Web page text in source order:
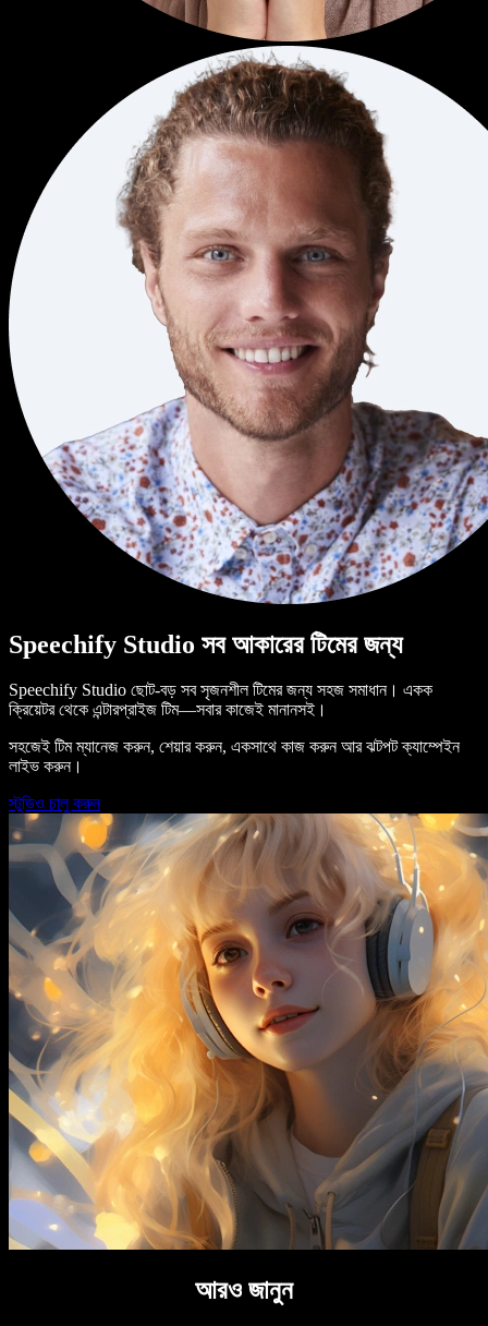
Speechify Studio সব আকারের টিমের জন্য
Speechify Studio ছোট-বড় সব সৃজনশীল টিমের জন্য সহজ সমাধান। একক
ক্রিয়েটর থেকে এন্টারপ্রাইজ টিম—সবার কাজেই মানানসই।
সহজেই টিম ম্যানেজ করুন, শেয়ার করুন, একসাথে কাজ করুন আর ঝটপট ক্যাম্পেইন
লাইভ করুন।
স্টুডিও চালু করুন
আরও জানুন